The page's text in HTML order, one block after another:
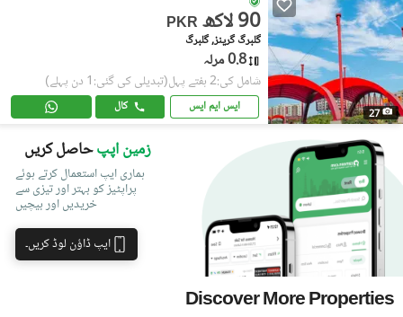
27
PKR 90 لاکھ
گلبرگ گرینز, گلبرگ
0.8 مرلہ
شامل کی:2 ہفتے پہل (تبدیلی کی گئی:1 دن پہلے)
ایس ایم ایس کال
زمین اپپحاصل کریں
ہماری ایپ استعمال کرتے ہوئے
پراپٹیز کو بہتر اور تیزی سے
خریدیں اور بیچیں
ایپ ڈاؤن لوڈ کریں۔
Discover More Properties